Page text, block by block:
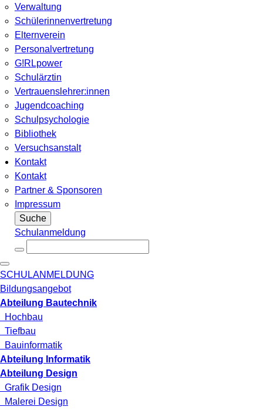
Verwaltung
Schülerinnenvertretung
Elternverein
Personalvertretung
G!RLpower
Schulärztin
Vertrauenslehrer:innen
Jugendcoaching
Schulpsychologie
Bibliothek
Versuchsanstalt
Kontakt
Kontakt
Partner & Sponsoren
Impressum
Suche
Schulanmeldung
SCHULANMELDUNG
Bildungsangebot
Abteilung Bautechnik
Hochbau
Tiefbau
Bauinformatik
Abteilung Informatik
Abteilung Design
Grafik Design
Malerei Design